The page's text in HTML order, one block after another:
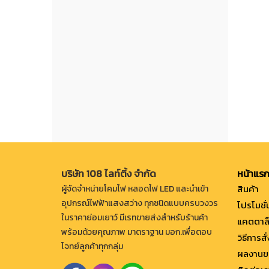
บริษัท 108 ไลท์ติ้ง จำกัด
ผู้จัดจำหน่ายโคมไฟ หลอดไฟ LED และนำเข้า
อุปกรณ์ไฟฟ้าแสงสว่าง ทุกชนิดแบบครบวงวร
ในราคาย่อมเยาว์ มีเรทขายส่งสำหรับร้านค้า
พร้อมด้วยคุณภาพ มาตราฐาน มอก.เพื่อตอบ
โจทย์ลูกค้าทุกกลุ่ม
หน้าแรก
สินค้า
โปรโมชั่
แคตตา
วิธีการสั่
ผลงาน